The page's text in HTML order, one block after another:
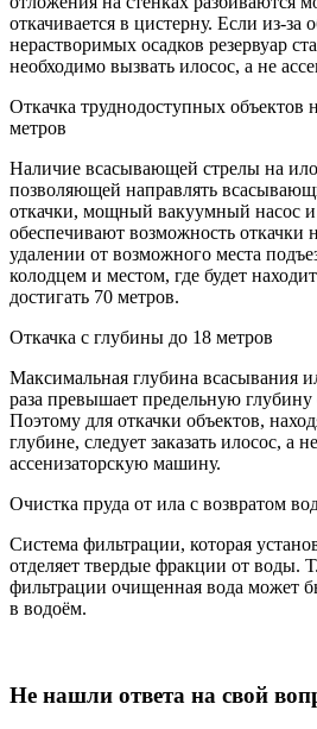
откачивается в цистерну. Если из-за
нерастворимых осадков резервуар
необходимо вызвать илосос, а не
Откачка труднодоступных объектов
метров
Наличие всасывающей стрелы на
позволяющей направлять
откачки, мощный вакуумный насос и
обеспечивают возможность откачки
удалении от возможного места
колодцем и местом, где будет
достигать 70 метров.
Откачка с глубины до 18 метров
Максимальная глубина всасывания
раза превышает предельную глубину
Поэтому для откачки объектов,
глубине, следует заказать илосос, а
ассенизаторскую машину.
Очистка пруда от ила с возвратом
Система фильтрации, которая
отделяет твердые фракции от воды.
фильтрации очищенная вода может
в водоём.
Не нашли ответа на свой